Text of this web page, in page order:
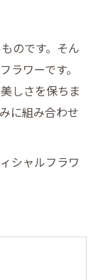
のです。そん
ラワーです。
しさを保ちま
に組み合わせ
シャルフラワ